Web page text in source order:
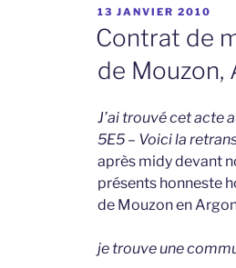
PUBLIÉ
LE
13 JANVIER 2010
Contrat de
de Mouzon,
J’ai trouvé cet acte
5E5 – Voici la
après midy devant
présents honneste
de Mouzon en
je trouve une